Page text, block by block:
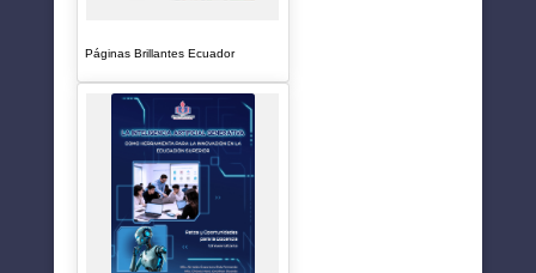
Páginas Brillantes Ecuador